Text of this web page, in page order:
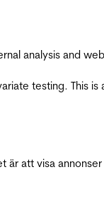
analysis and
testing.
att visa